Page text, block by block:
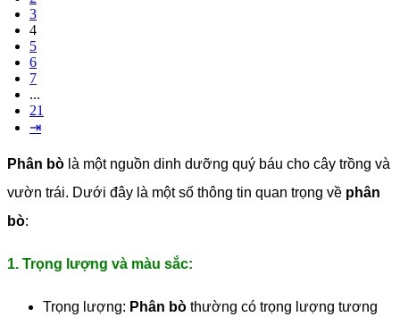
3
4
5
6
7
...
21
⇥
Phân bò là một nguồn dinh dưỡng quý báu cho cây trồng và
vườn trái. Dưới đây là một số thông tin quan trọng về phân
bò:
1. Trọng lượng và màu sắc:
Trọng lượng: Phân bò thường có trọng lượng tương